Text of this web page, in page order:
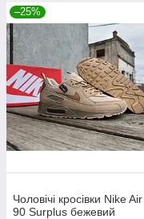
–25%
Чоловічі кросівки Nike
90 Surplus бежевий